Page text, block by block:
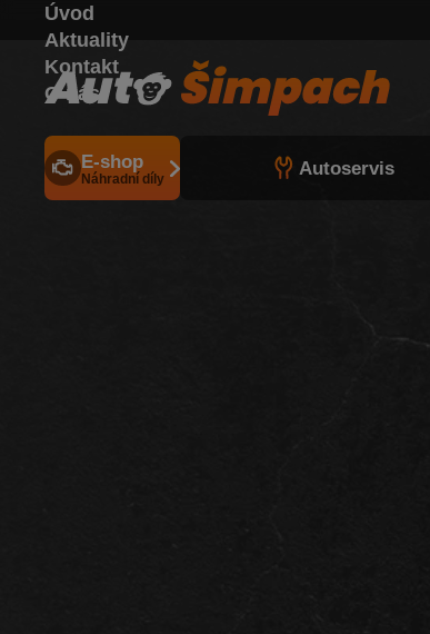
Úvod
Aktuality
Kontakt
O nás
E-shop
Náhradní díly Autoservis